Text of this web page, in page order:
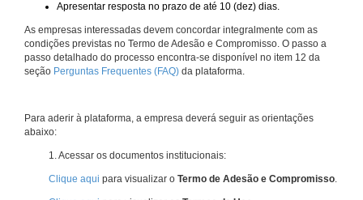
Apresentar resposta no prazo de até 10 (dez) dias.
As empresas interessadas devem concordar integralmente com as
condições previstas no Termo de Adesão e Compromisso. O passo a
passo detalhado do processo encontra-se disponível no item 12 da
seção Perguntas Frequentes (FAQ) da plataforma.
Para aderir à plataforma, a empresa deverá seguir as orientações
abaixo:
1. Acessar os documentos institucionais:
Clique aqui para visualizar o Termo de Adesão e Compromisso.